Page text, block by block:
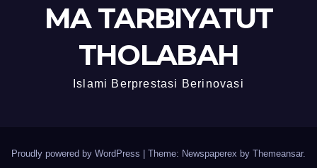
MA TARBIYATUT
THOLABAH
Islami Berprestasi Berinovasi
Proudly powered by WordPress Theme: Newspaperex by Themeansar.